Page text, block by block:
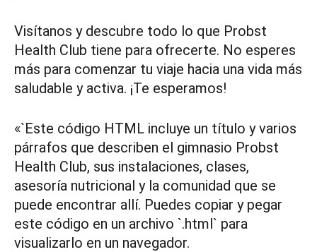
Visítanos y descubre todo lo que Probst
Health Club tiene para ofrecerte. No esperes
más para comenzar tu viaje hacia una vida más
saludable y activa. ¡Te esperamos!
«`Este código HTML incluye un título y varios
párrafos que describen el gimnasio Probst
Health Club, sus instalaciones, clases,
asesoría nutricional y la comunidad que se
puede encontrar allí. Puedes copiar y pegar
este código en un archivo `.html` para
visualizarlo en un navegador.